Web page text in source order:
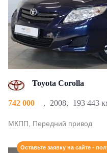
Toyota Corolla
742 000 , 2008, 193 443
МКПП, Передний привод
Оставьте заявку на сайте -